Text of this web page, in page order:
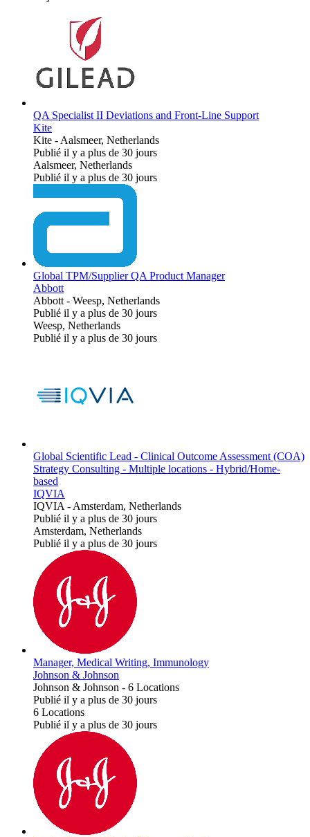
QA Specialist II Deviations and Front-Line Support
Kite
Kite -Aalsmeer, Netherlands
Publié il y a plus de 30 jours
Aalsmeer, Netherlands
Publié il y a plus de 30 jours
Global TPM/Supplier QA Product Manager
Abbott
Abbott- Weesp, Netherlands
Publié il y a plus de 30 jours
Weesp, Netherlands
Publié il y a plus de 30 jours
Global Scientific Lead - Clinical Outcome Assessment (COA)
Strategy Consulting - Multiple locations - Hybrid/Home-
based
IQVIA
IQVIA-Amsterdam, Netherlands
Publié il y a plus de 30 jours
Amsterdam, Netherlands
Publié il y a plus de 30 jours
Manager, Medical Writing, Immunology
Johnson & Johnson
Johnson & Johnson - 6 Locations
Publié il y a plus de 30 jours
6 Locations
Publié il y a plus de 30 jours